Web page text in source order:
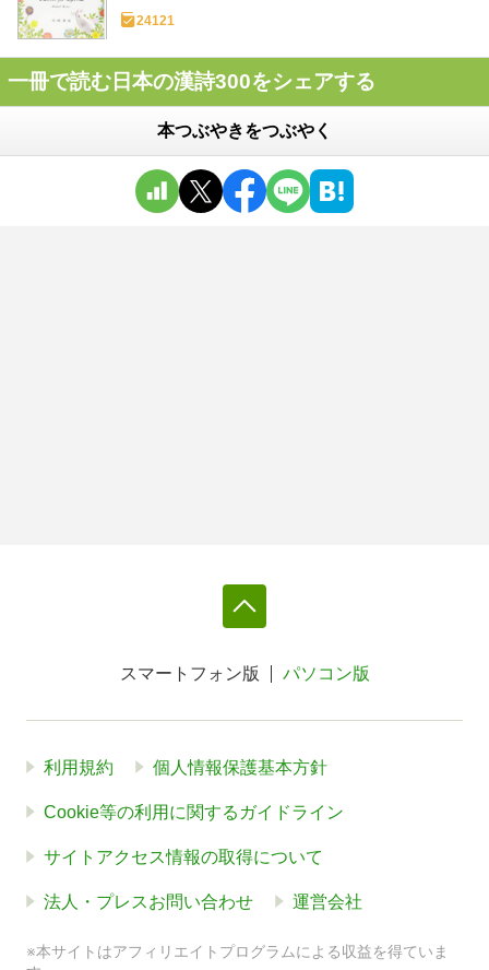
24121
一冊で読む日本の漢詩300をシェアする
本つぶやきをつぶやく
スマートフォン版 パソコン版
利用規約 個人情報保護基本方針
Cookie等の利用に関するガイドライン
サイトアクセス情報の取得について
法人・プレスお問い合わせ 運営会社
※本サイトはアフィリエイトプログラムによる収益を得ていま